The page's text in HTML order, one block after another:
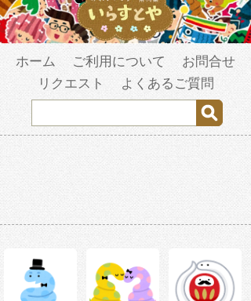
ホーム ご利用について
お問合せ
リクエスト
よくあるご質問